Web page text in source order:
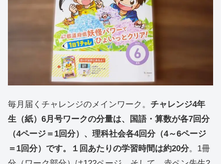
毎月届くチャレンジのメインワーク。 チャレンジ4年
生（紙）6月号ワークの分量は、国語・算数が各7回分
（4ページ＝1回分）、理科社会各4回分（4～6ページ
＝1回分）です。１回あたりの学習時間は約20分。1冊